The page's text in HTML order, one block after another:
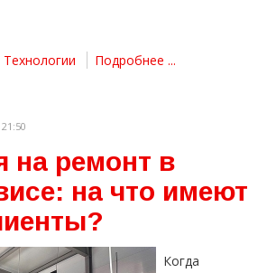
Технологии Подробнее ...
на ремонт в
на что имеют
Когда